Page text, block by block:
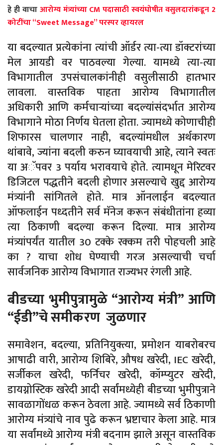
हेहीवाचाआरोग्य मंत्र्यांच्या CM पदासाठी स्वयंघोषीत वसुलदारांकडून 2
कोटींचा “Sweet Message” परस्पर व्हायरल
या बदल्यात प्रत्येकांना त्यांची ऑर्डर त्या-त्या डॉक्टरांच्या
मेल आयडी वर पाठवल्या गेल्या. यामध्ये त्या-त्या
विभागातील उपसंचालकांनीही वसुलीसाठी हातभार
लावला. वास्तविक पाहता आरोग्य विभागातील
अधिकारी आणि कर्मचाऱ्यांच्या बदल्यांसंदर्भात आरोग्य
विभागाने मोठा निर्णय घेतला होता. ज्यामध्ये कोणाचीही
शिफारस चालणार नाही, बदल्यांमधील अर्थकारण
थांबावे, ज्यांना बदली करुन घ्यावयाची आहे, त्याने स्वतः
या अॅपवर 3 पर्याय भरावयाचे होते. त्यामधून मेरिटवर
डिजिटल पद्धतीने बदली होणार असल्याचे खुद्द आरोग्य
मंत्र्यांनी सांगितले होते. मात्र ऑनलाईन बदल्यात
ऑफलाईन पध्दतीने सर्व मॅनेज करून संबंधीतांना हव्या
त्या ठिकाणी बदल्या करून दिल्या. मात्र आरोग्य
मंत्र्यांपर्यंत यातील 30 टक्के रक्कम तरी पोहचली आहे
का ? याचा शोध घेण्याची गरज असल्याची चर्चा
सार्वजनिक आरोग्य विभागात राज्यभर रंगली आहे.
बीडच्या भुमीपुत्रामुळे “आरोग्य मंत्री” आणि
“ईडी”चे समीकरण जुळणार
समावेशन, बदल्या, प्रतिनियुक्त्या, प्रमोशन याबरोबरच
आषाढी वारी, आरोग्य शिबिरे, औषध खरेदी, IEC खरेदी,
सर्जीकल खरेदी, फर्निचर खरेदी, कॉम्प्युटर खरेदी,
डायग्नोस्टिक खरेदी आदी सर्वांमध्येही बीडच्या भुमीपुत्राने
सावळागोंधळ करून ठेवला आहे. ज्यामध्ये सर्व ठिकाणी
आरोग्य मंत्र्यांचे नाव पुढे करून भ्रष्टाचार केला आहे. मात्र
या सर्वांमध्ये आरोग्य मंत्री बदनाम झाले असून वास्तविक